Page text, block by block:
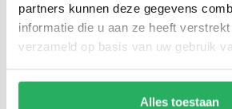
partners kunnen deze gegevens
informatie die u aan ze heeft
verzameld op basis van uw gebruik
Alles toestaan